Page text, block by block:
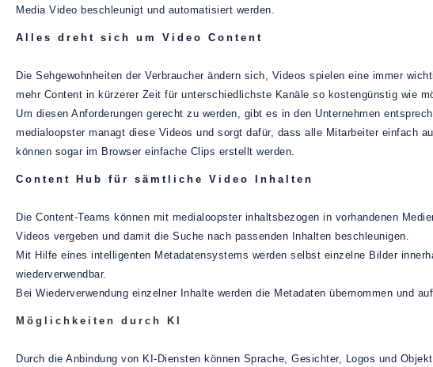
Media Video beschleunigt und automatisiert werden.
Alles dreht sich um Video Content
Die Sehgewohnheiten der Verbraucher ändern sich, Videos spielen eine immer
mehr Content in kürzerer Zeit für unterschiedlichste Kanäle so kostengünstig wie
Um diesen Anforderungen gerecht zu werden, gibt es in den Unternehmen
medialoopster managt diese Videos und sorgt dafür, dass alle Mitarbeiter einfach
können sogar im Browser einfache Clips erstellt werden.
Content Hub für sämtliche Video Inhalten
Die Content-Teams können mit medialoopster inhaltsbezogen in vorhandenen
Videos vergeben und damit die Suche nach passenden Inhalten beschleunigen.
Mit Hilfe eines intelligenten Metadatensystems werden selbst einzelne Bilder
wiederverwendbar.
Bei Wiederverwendung einzelner Inhalte werden die Metadaten übernommen und
Möglichkeiten durch KI
Durch die Anbindung von KI-Diensten können Sprache, Gesichter, Logos und